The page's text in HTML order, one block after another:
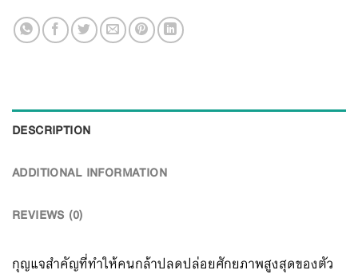
DESCRIPTION
ADDITIONAL INFORMATION
REVIEWS (0)
กุญแจสำคัญที่ทำให้คนกล้าปลดปล่อยศักยภาพสูงสุดของตัว